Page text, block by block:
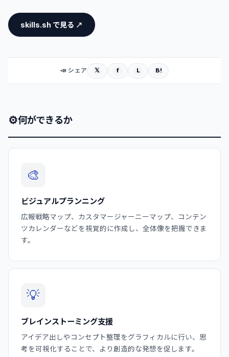
skills.sh で見る ↗
📣 シェア 𝕏 f L B!
⚙何ができるか
🎨
ビジュアルプランニング
広報戦略マップ、カスタマージャーニーマップ、コンテン
ツカレンダーなどを視覚的に作成し、全体像を把握できま
す。
💡
ブレインストーミング支援
アイデア出しやコンセプト整理をグラフィカルに行い、思
考を可視化することで、より創造的な発想を促します。